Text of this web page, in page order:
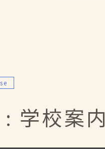
学校案内